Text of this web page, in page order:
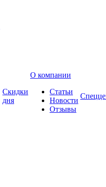
Скидки
дня
О компании
Статьи
Новости
Отзывы